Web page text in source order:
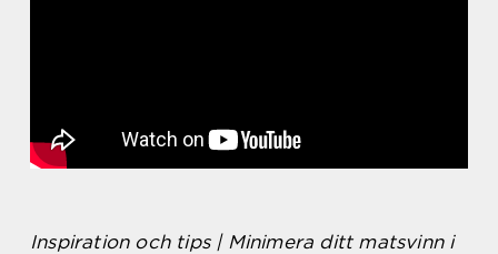
Inspiration och tips | Minimera ditt matsvinn i